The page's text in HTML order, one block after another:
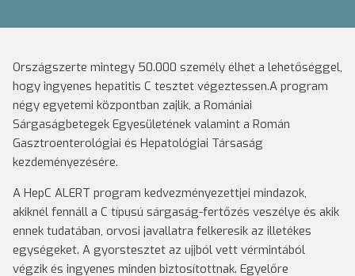
Országszerte mintegy 50.000 személy élhet a lehetőséggel,
hogy ingyenes hepatitis C tesztet végeztessen.A program
négy egyetemi központban zajlik, a Romániai
Sárgaságbetegek Egyesületének valamint a Román
Gasztroenterológiai és Hepatológiai Társaság
kezdeményezésére.
A HepC ALERT program kedvezményezettjei mindazok,
akiknél fennáll a C típusú sárgaság-fertőzés veszélye és akik
ennek tudatában, orvosi javallatra felkeresik az illetékes
egységeket. A gyorstesztet az ujjból vett vérmintából
végzik és ingyenes minden biztosítottnak. Egyelőre